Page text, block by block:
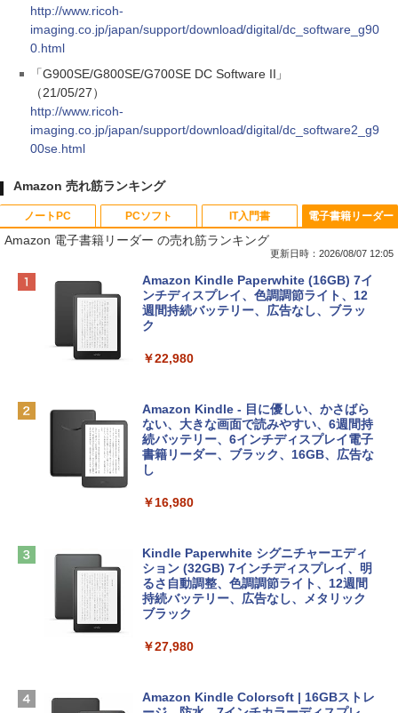
http://www.ricoh-
imaging.co.jp/japan/support/download/digital/dc_software_g90
0.html
「G900SE/G800SE/G700SE DC Software II」
（21/05/27）
http://www.ricoh-
imaging.co.jp/japan/support/download/digital/dc_software2_g9
00se.html
Amazon 売れ筋ランキング
ノートPC
Apple 2026 MacBook Neo A18 Proチッ
プ搭載13インチノートブック：AIとAppl
e Intelligence、Liquid Retinaディスプ
レイ、8GBメモリ、512GB SSD、1080p
ィゴ + 3年延長 AppleCare+ for 13インチ
￥162,598
tomtoc 360°保護 15.6 16インチ パソコ
ンケース Dell NEC Lavie ASUS HP dyna
Apple 2026 MacBook Air M5チップ搭載
13インチノートブック：AIとApple Intell
igence、13.6インチLiquid Retinaディ
スプレイ、24GBユニファイドメモリ、1
ームカメラ、日本語キーボード、Touch I
￥298,901
PCソフト
Robloxギフトカード - 800 Robux 【限
定バーチャルアイテムを含む】 【オンラ
インゲームコード】 ロブロックス | オン
ラインコード版
￥1,300
Microsoft Office Home & Business 202
4(最新 永続版)|オンラインコード版|Wind
ows11、10/mac対応|PC2台
￥39,582
インゲームコード】 ロブロックス | オン
ラインコード版
￥3,200
Robloxギフトカード - 1000 Robux 【限
ラインコード版
IT入門書
生成AIパスポート公式テキスト 第４版
￥1,766
出す プロンプトの言葉 AI画像生成シリー
ズ (はぴーイラストLabo)
￥480
ClaudeCode いちばんやさしい 教科書:
にもKindle出版にも！ 非エンジニアのた
めのAIコーディング入門シリーズ
￥99
1冊ですべて身につくHTML & CSSとWe
￥2,326
電子書籍リーダー
Amazon 電子書籍リーダー の売れ筋ランキング
更新日時：2026/08/07 12:05
Amazon Kindle Paperwhite (16GB) 7イ
ンチディスプレイ、色調調節ライト、12
週間持続バッテリー、広告なし、ブラッ
ク
￥22,980
Amazon Kindle - 目に優しい、かさばら
ない、大きな画面で読みやすい、6週間持
続バッテリー、6インチディスプレイ電子
書籍リーダー、ブラック、16GB、広告な
し
￥16,980
Kindle Paperwhite シグニチャーエディ
ション (32GB) 7インチディスプレイ、明
るさ自動調整、色調調節ライト、12週間
持続バッテリー、広告なし、メタリック
ブラック
￥27,980
Amazon Kindle Colorsoft | 16GBストレ